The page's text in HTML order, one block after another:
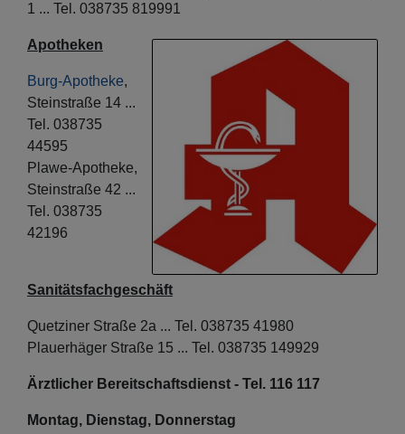
1 ... Tel. 038735 819991
Apotheken
Burg-Apotheke,
Steinstraße 14 ...
Tel. 038735
44595
Plawe-Apotheke,
Steinstraße 42 ...
Tel. 038735
42196
Sanitätsfachgeschäft
Quetziner Straße 2a ... Tel. 038735 41980
Plauerhäger Straße 15 ... Tel. 038735 149929
Ärztlicher Bereitschaftsdienst - Tel. 116 117
Montag, Dienstag, Donnerstag